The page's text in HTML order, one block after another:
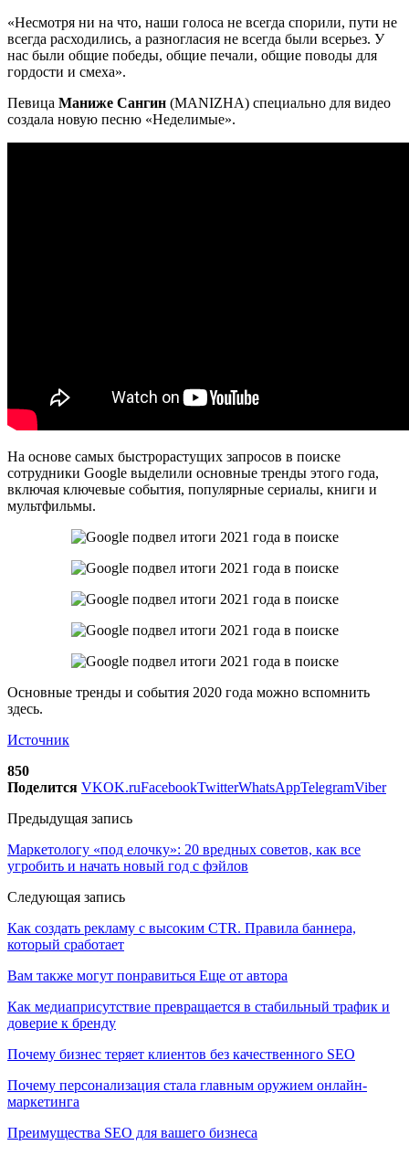
«Несмотря ни на что, наши голоса не всегда спорили, пути не
всегда расходились, а разногласия не всегда были всерьез. У
нас были общие победы, общие печали, общие поводы для
гордости и смеха».
Певица Маниже Сангин (MANIZHA) специально для видео
создала новую песню «Неделимые».
На основе самых быстрорастущих запросов в поиске
сотрудники Google выделили основные тренды этого года,
включая ключевые события, популярные сериалы, книги и
мультфильмы.
Основные тренды и события 2020 года можно вспомнить
здесь.
Источник
850
Поделится VKOK.ruFacebookTwitterWhatsAppTelegramViber
Предыдущая запись
Маркетологу «под елочку»: 20 вредных советов, как все
угробить и начать новый год с фэйлов
Следующая запись
Как создать рекламу с высоким СTR. Правила баннера,
который сработает
Вам также могут понравиться Еще от автора
Как медиаприсутствие превращается в стабильный трафик и
доверие к бренду
Почему бизнес теряет клиентов без качественного SEO
Почему персонализация стала главным оружием онлайн-
маркетинга
Преимущества SEO для вашего бизнеса